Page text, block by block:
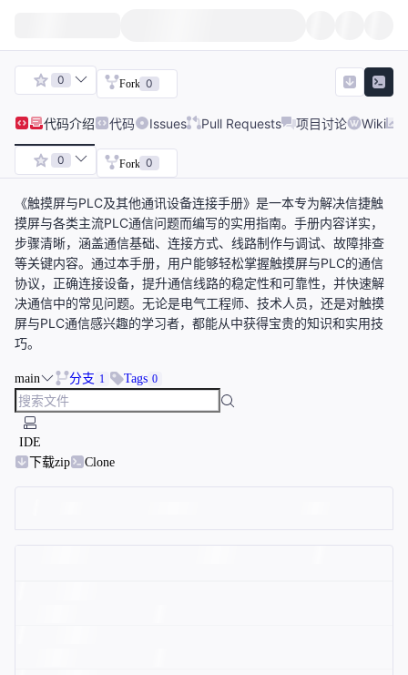
0 Fork 0
代码介绍 代码 Issues Pull Requests 项目讨论 Wiki
0 Fork 0
《触摸屏与PLC及其他通讯设备连接手册》是一本专为解决信捷触
摸屏与各类主流PLC通信问题而编写的实用指南。手册内容详实，
步骤清晰，涵盖通信基础、连接方式、线路制作与调试、故障排查
等关键内容。通过本手册，用户能够轻松掌握触摸屏与PLC的通信
协议，正确连接设备，提升通信线路的稳定性和可靠性，并快速解
决通信中的常见问题。无论是电气工程师、技术人员，还是对触摸
屏与PLC通信感兴趣的学习者，都能从中获得宝贵的知识和实用技
巧。
main 分支 1 Tags 0
IDE
下载zip
Clone